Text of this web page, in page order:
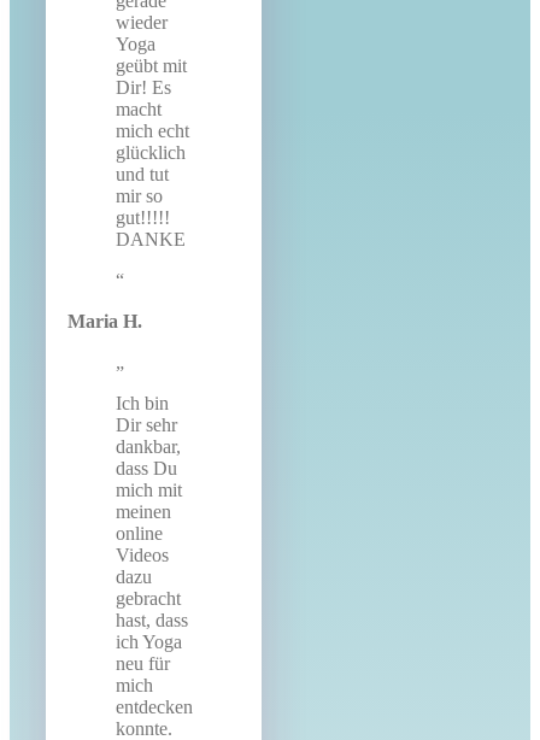
wieder
Yoga
geübt mit
Dir! Es
macht
mich echt
glücklich
und tut
mir so
gut!!!!!
DANKE
Maria H.
Ich bin
Dir sehr
dankbar,
dass Du
mich mit
meinen
online
Videos
dazu
gebracht
hast, dass
ich Yoga
neu für
mich
entdecken
konnte.